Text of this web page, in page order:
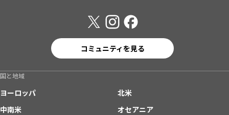
コミュニティを見る
国と地域
ヨーロッパ
北米
中南米
オセアニア